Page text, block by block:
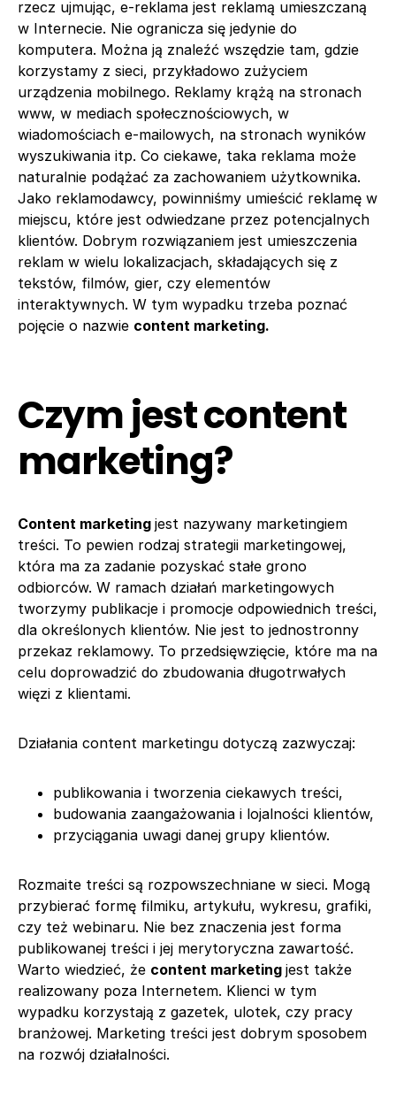
rzecz ujmując, e-reklama jest reklamą umieszczaną
w Internecie. Nie ogranicza się jedynie do
komputera. Można ją znaleźć wszędzie tam, gdzie
korzystamy z sieci, przykładowo zużyciem
urządzenia mobilnego. Reklamy krążą na stronach
www, w mediach społecznościowych, w
wiadomościach e-mailowych, na stronach wyników
wyszukiwania itp. Co ciekawe, taka reklama może
naturalnie podążać za zachowaniem użytkownika.
Jako reklamodawcy, powinniśmy umieścić reklamę w
miejscu, które jest odwiedzane przez potencjalnych
klientów. Dobrym rozwiązaniem jest umieszczenia
reklam w wielu lokalizacjach, składających się z
tekstów, filmów, gier, czy elementów
interaktywnych. W tym wypadku trzeba poznać
pojęcie o nazwie content marketing.
Czym jest content
marketing?
Content marketing jest nazywany marketingiem
treści. To pewien rodzaj strategii marketingowej,
która ma za zadanie pozyskać stałe grono
odbiorców. W ramach działań marketingowych
tworzymy publikacje i promocje odpowiednich treści,
dla określonych klientów. Nie jest to jednostronny
przekaz reklamowy. To przedsięwzięcie, które ma na
celu doprowadzić do zbudowania długotrwałych
więzi z klientami.
Działania content marketingu dotyczą zazwyczaj:
publikowania i tworzenia ciekawych treści,
budowania zaangażowania i lojalności klientów,
przyciągania uwagi danej grupy klientów.
Rozmaite treści są rozpowszechniane w sieci. Mogą
przybierać formę filmiku, artykułu, wykresu, grafiki,
czy też webinaru. Nie bez znaczenia jest forma
publikowanej treści i jej merytoryczna zawartość.
Warto wiedzieć, że content marketing jest także
realizowany poza Internetem. Klienci w tym
wypadku korzystają z gazetek, ulotek, czy pracy
branżowej. Marketing treści jest dobrym sposobem
na rozwój działalności.